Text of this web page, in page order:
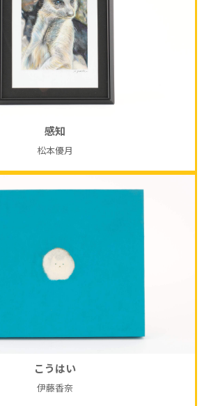
感知
松本優月
こうはい
伊藤香奈